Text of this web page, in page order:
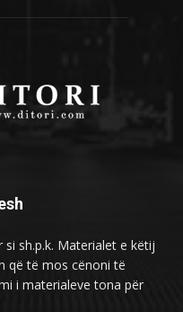
sh.p.k. Materialet e këtij
që të mos cënoni të
i materialeve tona për